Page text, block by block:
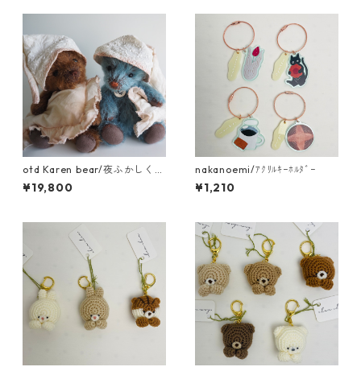
otd Karen bear/夜ふかしくま
さん
¥19,800
nakanoemi/ｱｸﾘﾙｷｰﾎﾙﾀﾞｰ
¥1,210